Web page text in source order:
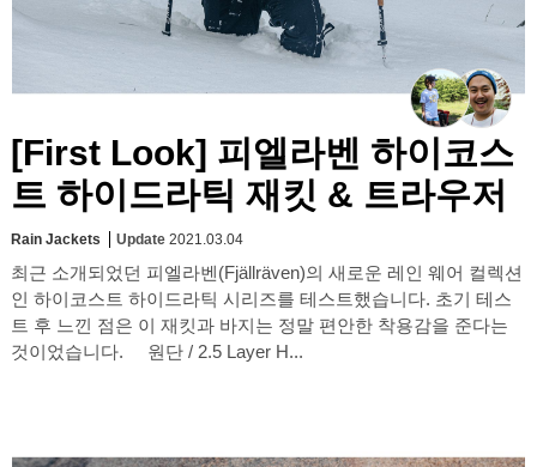
[First Look] 피엘라벤 하이코스
트 하이드라틱 재킷 & 트라우저
Rain Jackets Update 2021.03.04
최근 소개되었던 피엘라벤(Fjällräven)의 새로운 레인 웨어 컬렉션
인 하이코스트 하이드라틱 시리즈를 테스트했습니다. 초기 테스
트 후 느낀 점은 이 재킷과 바지는 정말 편안한 착용감을 준다는
것이었습니다. 원단 / 2.5 Layer H...